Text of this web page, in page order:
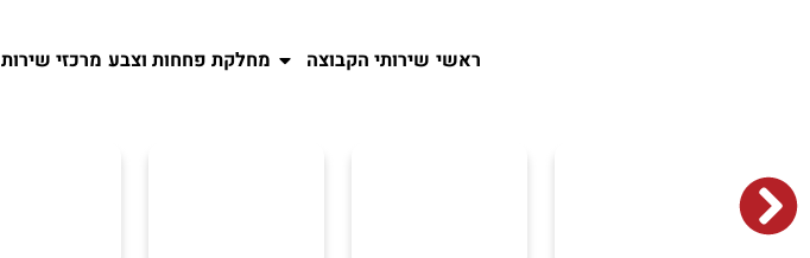
ראשי שירותי הקבוצה מחלקת פחחות וצבע מרכזי שירות